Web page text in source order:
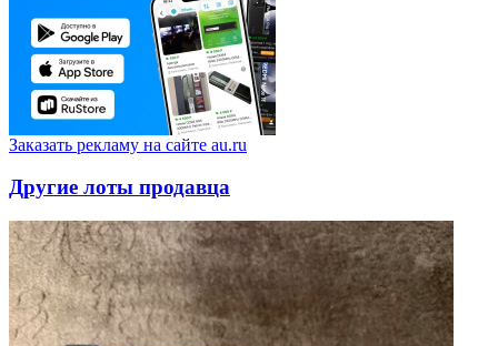
Заказать рекламу на сайте au.ru
Другие лоты продавца